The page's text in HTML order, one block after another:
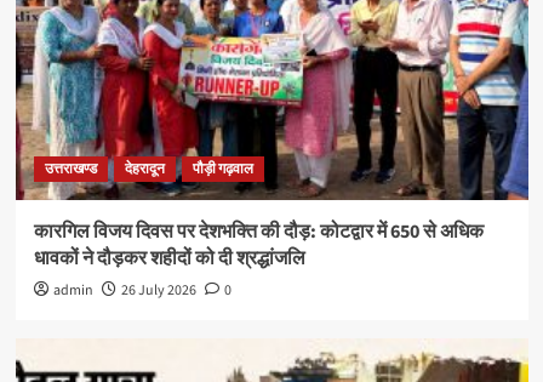
उत्तराखण्ड देहरादून पौड़ी गढ़वाल
कारगिल विजय दिवस पर देशभक्ति की दौड़: कोटद्वार में 650 से अधिक
धावकों ने दौड़कर शहीदों को दी श्रद्धांजलि
admin 26 July 2026 0